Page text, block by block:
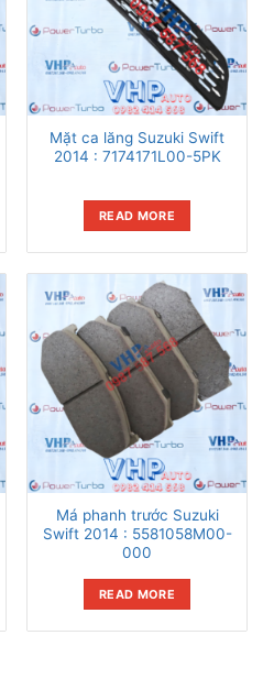
Mặt ca lăng Suzuki Swift
2014 : 7174171L00-5PK
READ MORE
Má phanh trước Suzuki
Swift 2014 : 5581058M00-
000
READ MORE